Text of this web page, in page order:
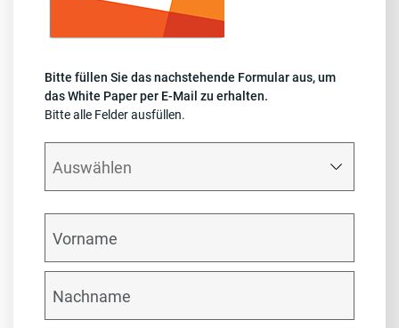
Bitte füllen Sie das nachstehende Formular aus, um
das White Paper per E-Mail zu erhalten.
Bitte alle Felder ausfüllen.